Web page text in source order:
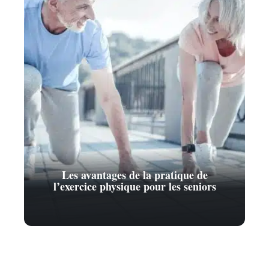
Les avantages de la pratique de
l’exercice physique pour les seniors